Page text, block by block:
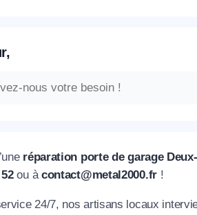
réparation porte de garage
ou àcontact@metal2000.fr!
24/7, nos artisans locaux